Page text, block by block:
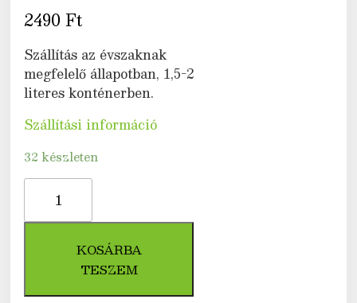
2490Ft
Szállítás az évszaknak
megfelelő állapotban, 1,5-2
literes konténerben.
Szállítási információ
32 készleten
Közönséges
Levendula
(Lavandula
angustifolia)
mennyiség
KOSÁRBA
TESZEM